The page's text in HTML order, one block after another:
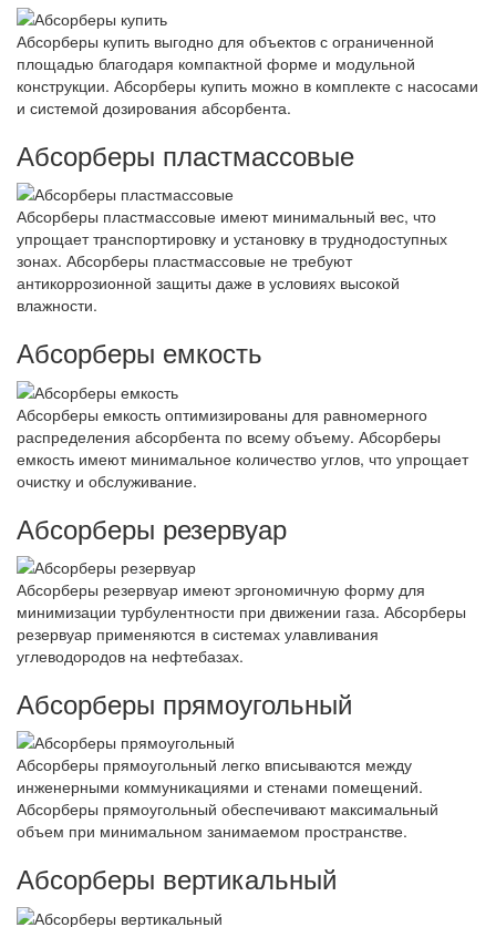
Абсорберы купить выгодно для объектов с ограниченной
площадью благодаря компактной форме и модульной
конструкции. Абсорберы купить можно в комплекте с насосами
и системой дозирования абсорбента.
Абсорберы пластмассовые
Абсорберы пластмассовые имеют минимальный вес, что
упрощает транспортировку и установку в труднодоступных
зонах. Абсорберы пластмассовые не требуют
антикоррозионной защиты даже в условиях высокой
влажности.
Абсорберы емкость
Абсорберы емкость оптимизированы для равномерного
распределения абсорбента по всему объему. Абсорберы
емкость имеют минимальное количество углов, что упрощает
очистку и обслуживание.
Абсорберы резервуар
Абсорберы резервуар имеют эргономичную форму для
минимизации турбулентности при движении газа. Абсорберы
резервуар применяются в системах улавливания
углеводородов на нефтебазах.
Абсорберы прямоугольный
Абсорберы прямоугольный легко вписываются между
инженерными коммуникациями и стенами помещений.
Абсорберы прямоугольный обеспечивают максимальный
объем при минимальном занимаемом пространстве.
Абсорберы вертикальный